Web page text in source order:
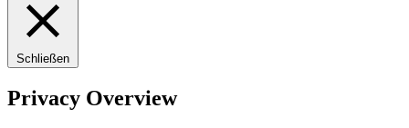
Schließen
Privacy Overview